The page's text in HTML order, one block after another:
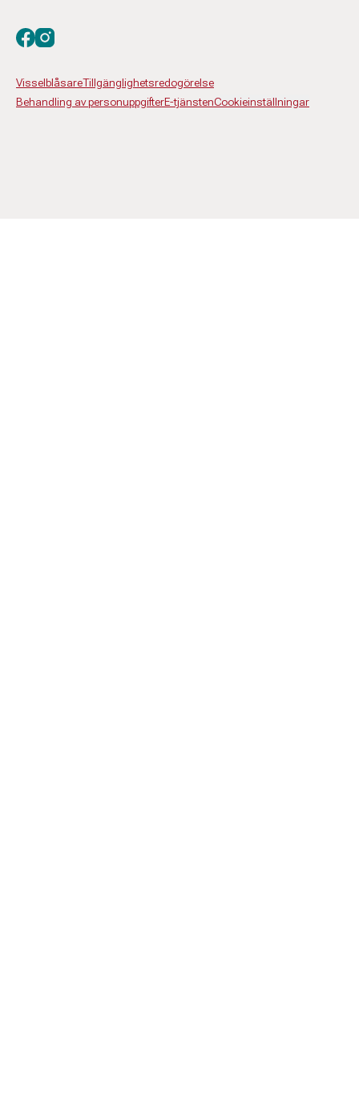
VisselblåsareTillgänglighetsredogörelse
Behandling av personuppgifterE-tjänstenCookieinställningar
Besök oss på facebook
Besök oss på instagram